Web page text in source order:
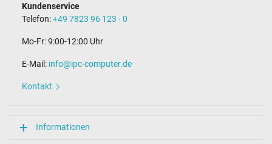
Ja
Länge Anschlusskabel (m) (ca.)
Länge / Breite / Höhe
Weitere Daten
Kundenservice
Telefon:+49 7823 96 123 - 0
Mo-Fr: 9:00-12:00 Uhr
E-Mail: info@ipc-computer.de
Kontakt
Informationen